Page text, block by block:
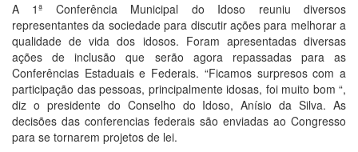
A 1ª Conferência Municipal do Idoso reuniu diversos
representantes da sociedade para discutir ações para melhorar a
qualidade de vida dos idosos. Foram apresentadas diversas
ações de inclusão que serão agora repassadas para as
Conferências Estaduais e Federais. “Ficamos surpresos com a
participação das pessoas, principalmente idosas, foi muito bom “,
diz o presidente do Conselho do Idoso, Anísio da Silva. As
decisões das conferencias federais são enviadas ao Congresso
para se tornarem projetos de lei.